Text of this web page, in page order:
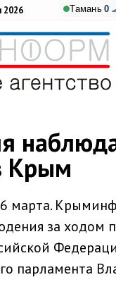
Тамань 0
Крым
марта.
за ходом
парламента